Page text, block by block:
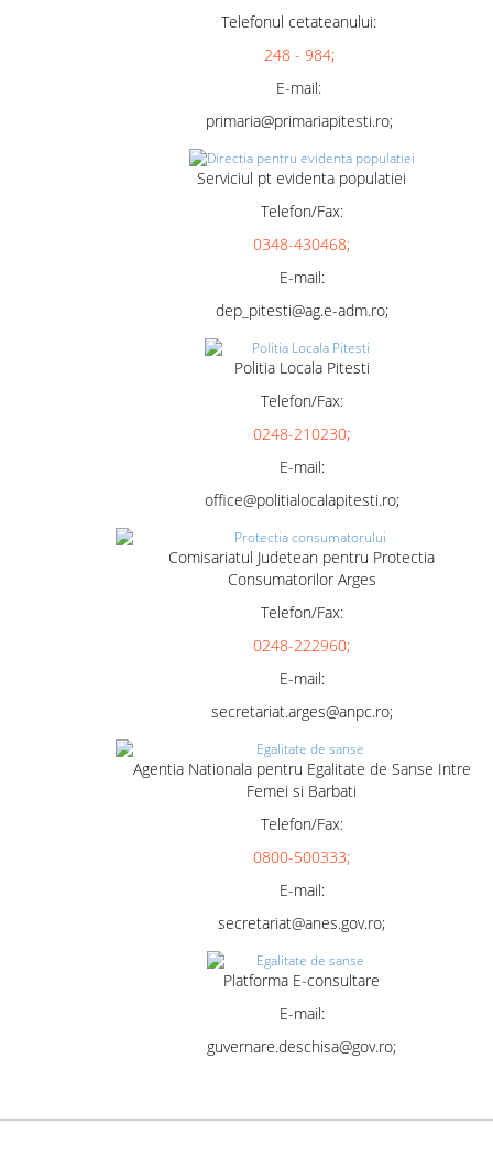
Telefonul cetateanului:
248 - 984;
E-mail:
primaria@primariapitesti.ro;
Serviciul pt evidenta populatiei
Telefon/Fax:
0348-430468;
E-mail:
dep_pitesti@ag.e-adm.ro;
Politia Locala Pitesti
Telefon/Fax:
0248-210230;
E-mail:
office@politialocalapitesti.ro;
Comisariatul Judetean pentru Protectia
Consumatorilor Arges
Telefon/Fax:
0248-222960;
E-mail:
secretariat.arges@anpc.ro;
Agentia Nationala pentru Egalitate de Sanse Intre
Femei si Barbati
Telefon/Fax:
0800-500333;
E-mail:
secretariat@anes.gov.ro;
Platforma E-consultare
E-mail:
guvernare.deschisa@gov.ro;